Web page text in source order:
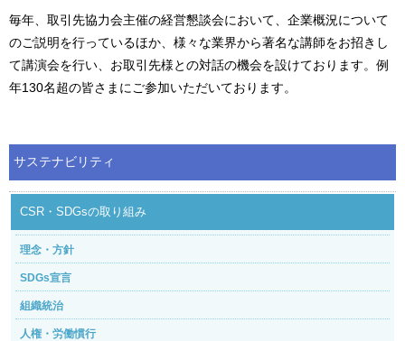
毎年、取引先協力会主催の経営懇談会において、企業概況について
のご説明を行っているほか、様々な業界から著名な講師をお招きし
て講演会を行い、お取引先様との対話の機会を設けております。例
年130名超の皆さまにご参加いただいております。
サステナビリティ
CSR・SDGsの取り組み
理念・方針
SDGs宣言
組織統治
人権・労働慣行